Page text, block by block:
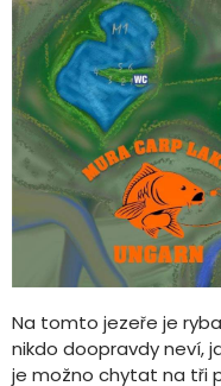
Na tomto jezeře je
nikdo doopravdy neví,
je možno chytat na tři